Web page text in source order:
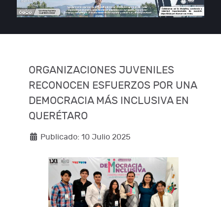
ORGANIZACIONES JUVENILES
RECONOCEN ESFUERZOS POR UNA
DEMOCRACIA MÁS INCLUSIVA EN
QUERÉTARO
Publicado: 10 Julio 2025